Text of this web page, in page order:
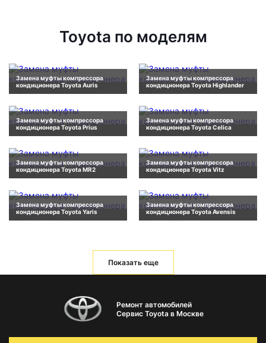
Toyota по моделям
Замена муфты компрессора
кондиционера Toyota Auris
Замена муфты компрессора
кондиционера Toyota Highlander
Замена муфты компрессора
кондиционера Toyota Prius
Замена муфты компрессора
кондиционера Toyota Celica
Замена муфты компрессора
кондиционера Toyota MR2
Замена муфты компрессора
кондиционера Toyota Vitz
Замена муфты компрессора
кондиционера Toyota Yaris
Замена муфты компрессора
кондиционера Toyota Avensis
Показать еще
Ремонт автомобилей
Сервис Toyota в Москве